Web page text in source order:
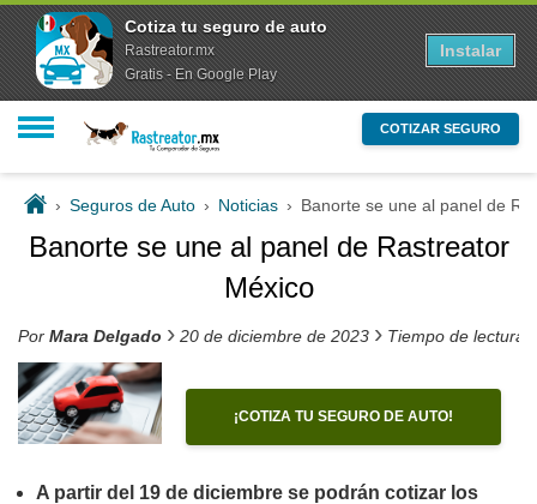
COTIZAR SEGURO
› Seguros de Auto › Noticias › Banorte se une al panel de
Banorte se une al panel de Rastreator
México
Por Mara Delgado › 20 de diciembre de 2023 › Tiempo de lectura
¡COTIZA TU SEGURO DE AUTO!
A partir del 19 de diciembre se podrán cotizar los
Cotiza tu seguro de auto
Rastreator.mx
Gratis - En Google Play
Instalar